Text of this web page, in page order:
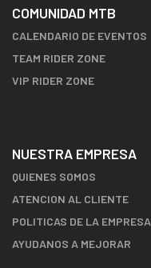
COMUNIDAD MTB
CALENDARIO DE EVENTOS
TEAM RIDER ZONE
VIP RIDER ZONE
NUESTRA EMPRESA
QUIENES SOMOS
ATENCION AL CLIENTE
POLITICAS DE LA EMPRESA
AYUDANOS A MEJORAR